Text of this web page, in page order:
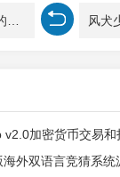
风水中最招财的植物有哪些(客厅最旺财的植物推荐)
币交易和拍卖系统源码，前台
海外双语言竞猜系统